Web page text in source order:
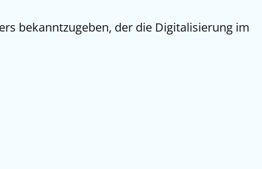
bekanntzugeben, der die Digitalisierung im